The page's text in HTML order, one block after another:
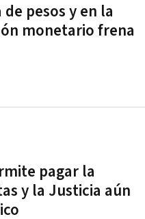
pesos y en la
monetario frena
pagar la
y la Justicia aún